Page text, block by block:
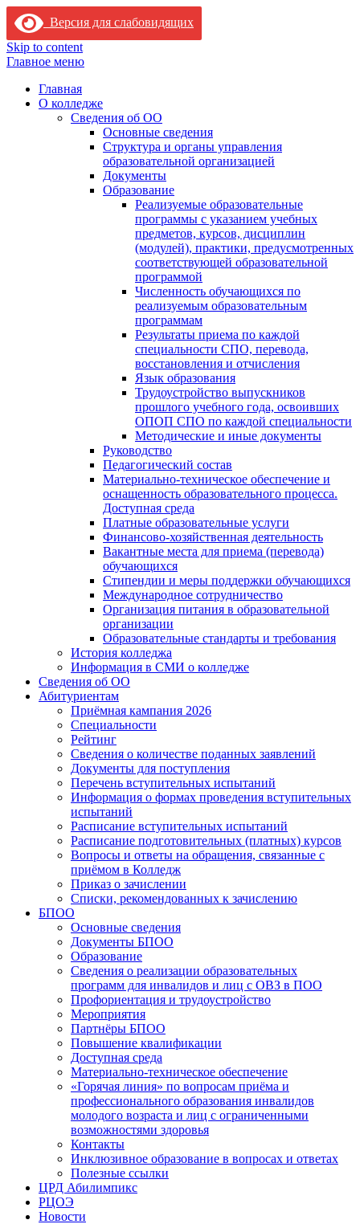
Версия для слабовидящих
Skip to content
Главное меню
Главная
О колледже
Сведения об ОО
Основные сведения
Структура и органы управления
образовательной организацией
Документы
Образование
Реализуемые образовательные
программы с указанием учебных
предметов, курсов, дисциплин
(модулей), практики, предусмотренных
соответствующей образовательной
программой
Численность обучающихся по
реализуемым образовательным
программам
Результаты приема по каждой
специальности СПО, перевода,
восстановления и отчисления
Язык образования
Трудоустройство выпускников
прошлого учебного года, освоивших
ОПОП СПО по каждой специальности
Методические и иные документы
Руководство
Педагогический состав
Материально-техническое обеспечение и
оснащенность образовательного процесса.
Доступная среда
Платные образовательные услуги
Финансово-хозяйственная деятельность
Вакантные места для приема (перевода)
обучающихся
Стипендии и меры поддержки обучающихся
Международное сотрудничество
Организация питания в образовательной
организации
Образовательные стандарты и требования
История колледжа
Информация в СМИ о колледже
Сведения об ОО
Абитуриентам
Приёмная кампания 2026
Специальности
Рейтинг
Сведения о количестве поданных заявлений
Документы для поступления
Перечень вступительных испытаний
Информация о формах проведения вступительных
испытаний
Расписание вступительных испытаний
Расписание подготовительных (платных) курсов
Вопросы и ответы на обращения, связанные с
приёмом в Колледж
Приказ о зачислении
Списки, рекомендованных к зачислению
БПОО
Основные сведения
Документы БПОО
Образование
Сведения о реализации образовательных
программ для инвалидов и лиц с ОВЗ в ПОО
Профориентация и трудоустройство
Мероприятия
Партнёры БПОО
Повышение квалификации
Доступная среда
Материально-техническое обеспечение
«Горячая линия» по вопросам приёма и
профессионального образования инвалидов
молодого возраста и лиц с ограниченными
возможностями здоровья
Контакты
Инклюзивное образование в вопросах и ответах
Полезные ссылки
ЦРД Абилимпикс
РЦОЭ
Новости